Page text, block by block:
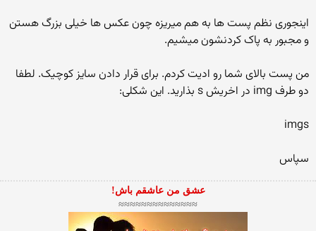
اینجوری نظم پست ها به هم میریزه چون عکس ها خیلی بزرگ هستن
و مجبور به پاک کردنشون میشیم.
من پست بالای شما رو ادیت کردم. برای قرار دادن سایز کوچیک. لطفا
دو طرف img در اخریش s بذارید. این شکلی:
imgs
سپاس
عشق من عاشقم باش!
≈≈≈≈≈≈≈≈≈≈≈≈≈≈